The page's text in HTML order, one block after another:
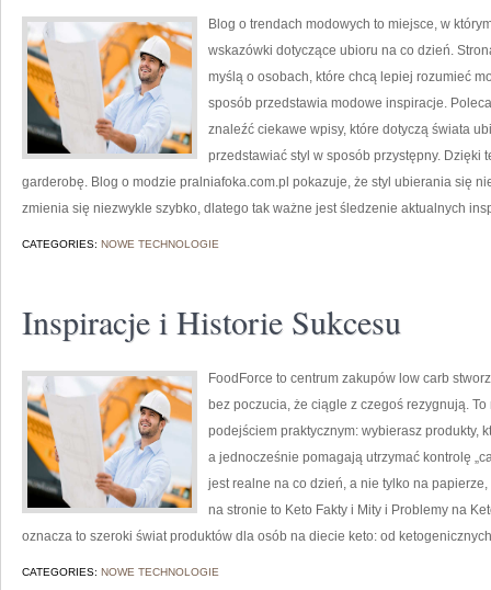
Blog o trendach modowych to miejsce, w
wskazówki dotyczące ubioru na co dzień.
myślą o osobach, które chcą lepiej rozumieć
sposób przedstawia modowe inspiracje.
znaleźć ciekawe wpisy, które dotyczą świata
przedstawiać styl w sposób przystępny. Dzięki
garderobę. Blog o modzie pralniafoka.com.pl pokazuje, że styl ubierania się
zmienia się niezwykle szybko, dlatego tak ważne jest śledzenie aktualnych
CATEGORIES: NOWE TECHNOLOGIE
Inspiracje i Historie Sukcesu
FoodForce to centrum zakupów low carb
bez poczucia, że ciągle z czegoś rezygnują.
podejściem praktycznym: wybierasz produkty,
a jednocześnie pomagają utrzymać kontrolę
jest realne na co dzień, a nie tylko na
na stronie to Keto Fakty i Mity i Problemy na
oznacza to szeroki świat produktów dla osób na diecie keto: od
CATEGORIES: NOWE TECHNOLOGIE